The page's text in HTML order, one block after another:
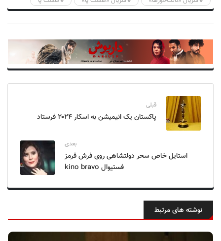
قبلی
پاکستان یک انیمیشن به اسکار ۲۰۲۴ فرستاد
بعدی
استایل خاص سحر دولتشاهی روی فرش قرمز
فستیوال kino bravo
نوشته های مرتبط